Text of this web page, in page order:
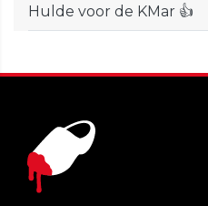
Hulde voor de KMar 👍